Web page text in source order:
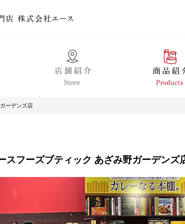
ーデンズ店
スフーズブティック あざみ野ガーデンズ